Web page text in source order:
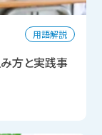
用語解説
み方と実践事